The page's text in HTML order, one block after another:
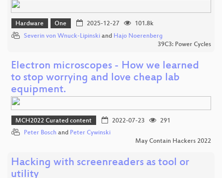
Hardware One 2025-12-27
101.8k
Severin von Wnuck-Lipinski and Hajo Noerenberg
39C3: Power Cycles
Electron microscopes - How we learned
to stop worrying and love cheap lab
equipment.
MCH2022 Curated content 2022-07-23
291
Peter Bosch and Peter Cywinski
May Contain Hackers 2022
Hacking with screenreaders as tool or
utility